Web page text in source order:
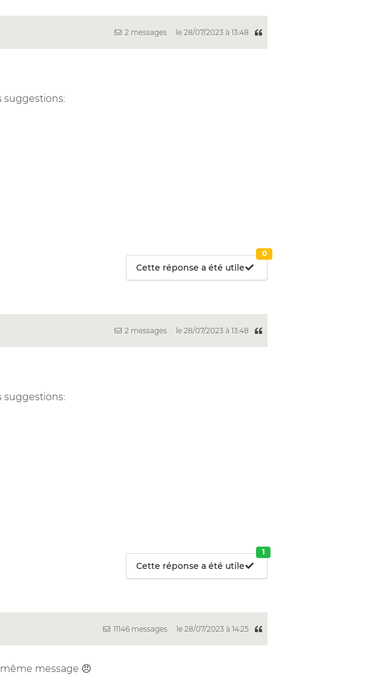
2 messages le 28/07/2023 à 13:48
suggestions:
Cette réponse a été utile
0
2 messages le 28/07/2023 à 13:48
suggestions:
Cette réponse a été utile
1
11146 messages le 28/07/2023 à 14:25
message 😠